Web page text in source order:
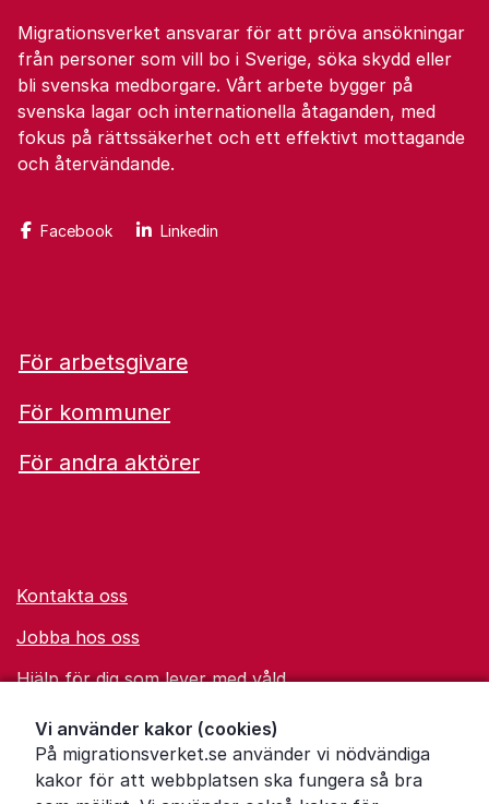
Vi använder kakor (cookies)
På migrationsverket.se använder vi nödvändiga
kakor för att webbplatsen ska fungera så bra
Migrationsverket ansvarar för att pröva ansökningar
från personer som vill bo i Sverige, söka skydd eller
bli svenska medborgare. Vårt arbete bygger på
svenska lagar och internationella åtaganden, med
fokus på rättssäkerhet och ett effektivt mottagande
och återvändande.
Facebook Linkedin
För arbetsgivare
För kommuner
För andra aktörer
Kontakta oss
Jobba hos oss
Hjälp för dig som lever med våld
Ordförklaringar
Om Migrationsverket